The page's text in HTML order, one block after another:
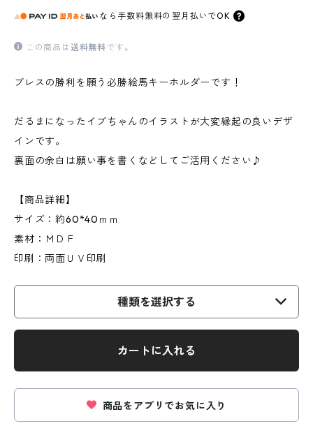
なら 手数料無料の 翌月払いでOK
この商品は送料無料です。
ブレスの勝利を願う必勝絵馬キーホルダーです！
だるまになったイブちゃんのイラストが大変縁起の良いデザ
インです。
裏面の余白は願い事を書くなどしてご活用ください♪
【商品詳細】
サイズ：約60*40ｍｍ
素材：ＭＤＦ
印刷：両面ＵＶ印刷
種類を選択する
カートに入れる
商品をアプリでお気に入り